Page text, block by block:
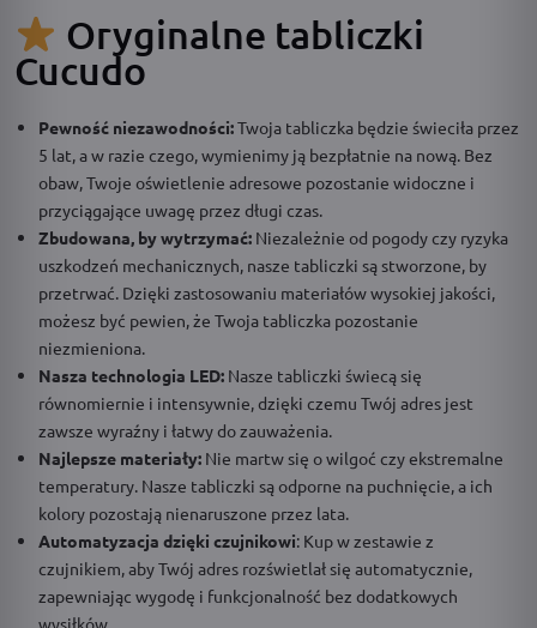
Oryginalne tabliczki
Cucudo
Pewność niezawodności:Twoja tabliczka będzie świeciła przez
5 lat, a w razie czego, wymienimy ją bezpłatnie na nową. Bez
obaw, Twoje oświetlenie adresowe pozostanie widoczne i
przyciągające uwagę przez długi czas.
Zbudowana, by wytrzymać: Niezależnie od pogody czy ryzyka
uszkodzeń mechanicznych, nasze tabliczki są stworzone, by
przetrwać. Dzięki zastosowaniu materiałów wysokiej jakości,
możesz być pewien, że Twoja tabliczka pozostanie
niezmieniona.
Nasza technologia LED: Nasze tabliczki świecą się
równomiernie i intensywnie, dzięki czemu Twój adres jest
zawsze wyraźny i łatwy do zauważenia.
Najlepsze materiały: Nie martw się o wilgoć czy ekstremalne
temperatury. Nasze tabliczki są odporne na puchnięcie, a ich
kolory pozostają nienaruszone przez lata.
Automatyzacja dzięki czujnikowi: Kup w zestawie z
czujnikiem, aby Twój adres rozświetlał się automatycznie,
zapewniając wygodę i funkcjonalność bez dodatkowych
wysiłków.